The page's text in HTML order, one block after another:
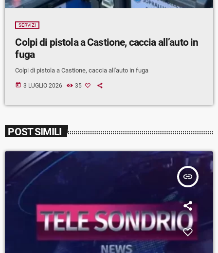
SERVIZI
Colpi di pistola a Castione, caccia all’auto in
fuga
Colpi di pistola a Castione, caccia all'auto in fuga
today 3 LUGLIO 2026 35
POST SIMILI
insert_link